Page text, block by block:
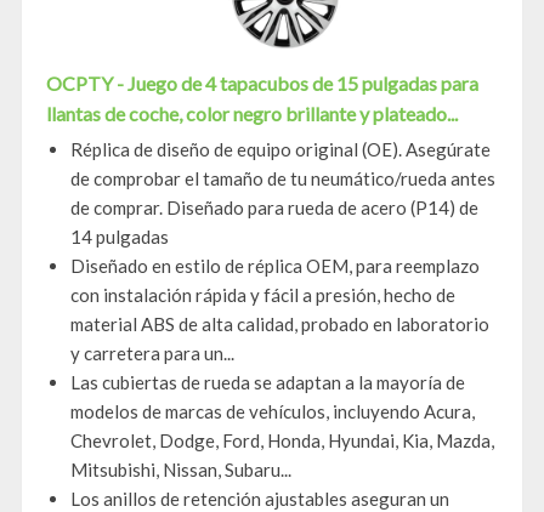
OCPTY - Juego de 4 tapacubos de 15 pulgadas para
llantas de coche, color negro brillante y plateado...
Réplica de diseño de equipo original (OE). Asegúrate
de comprobar el tamaño de tu neumático/rueda antes
de comprar. Diseñado para rueda de acero (P14) de
14 pulgadas
Diseñado en estilo de réplica OEM, para reemplazo
con instalación rápida y fácil a presión, hecho de
material ABS de alta calidad, probado en laboratorio
y carretera para un...
Las cubiertas de rueda se adaptan a la mayoría de
modelos de marcas de vehículos, incluyendo Acura,
Chevrolet, Dodge, Ford, Honda, Hyundai, Kia, Mazda,
Mitsubishi, Nissan, Subaru...
Los anillos de retención ajustables aseguran un